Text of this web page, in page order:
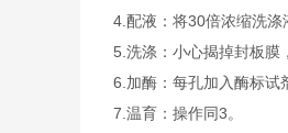
4. 配液：将30倍浓缩洗涤
5. 洗涤：小心揭掉封板膜
6. 加酶：每孔加入酶标试
7. 温育：操作同3。